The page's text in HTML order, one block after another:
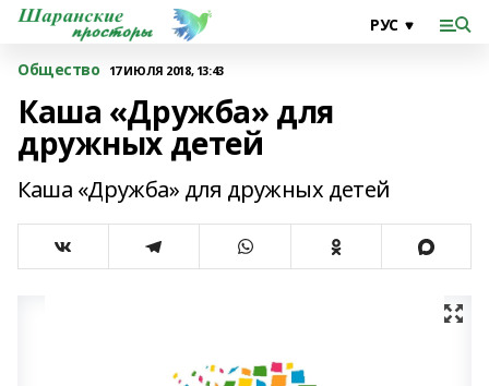
Общество 17 ИЮЛЯ 2018, 13:43
Каша «Дружба» для
дружных детей
Каша «Дружба» для дружных детей